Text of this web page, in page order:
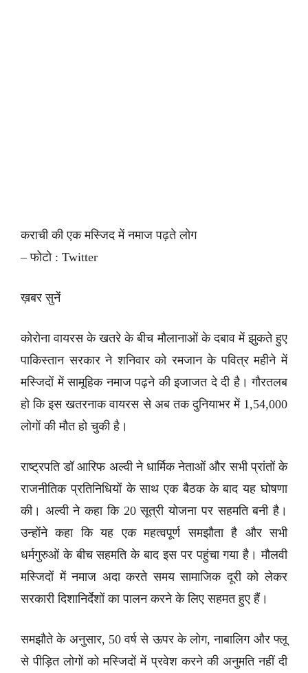
कराची की एक मस्जिद में नमाज पढ़ते लोग
– फोटो : Twitter
ख़बर सुनें
कोरोना वायरस के खतरे के बीच मौलानाओं के दबाव में झुकते हुए
पाकिस्तान सरकार ने शनिवार को रमजान के पवित्र महीने में
मस्जिदों में सामूहिक नमाज पढ़ने की इजाजत दे दी है। गौरतलब
हो कि इस खतरनाक वायरस से अब तक दुनियाभर में 1,54,000
लोगों की मौत हो चुकी है।
राष्ट्रपति डॉ आरिफ अल्वी ने धार्मिक नेताओं और सभी प्रांतों के
राजनीतिक प्रतिनिधियों के साथ एक बैठक के बाद यह घोषणा
की। अल्वी ने कहा कि 20 सूत्री योजना पर सहमति बनी है।
उन्होंने कहा कि यह एक महत्वपूर्ण समझौता है और सभी
धर्मगुरुओं के बीच सहमति के बाद इस पर पहुंचा गया है। मौलवी
मस्जिदों में नमाज अदा करते समय सामाजिक दूरी को लेकर
सरकारी दिशानिर्देशों का पालन करने के लिए सहमत हुए हैं।
समझौते के अनुसार, 50 वर्ष से ऊपर के लोग, नाबालिग और फ्लू
से पीड़ित लोगों को मस्जिदों में प्रवेश करने की अनुमति नहीं दी